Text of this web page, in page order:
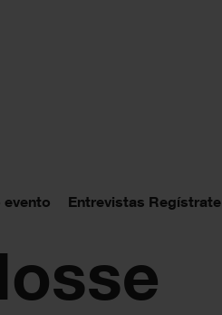
Entrevistas Regístrate